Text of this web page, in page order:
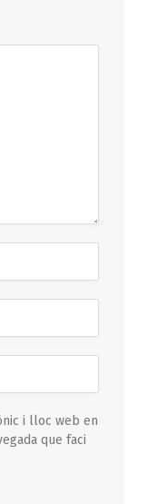
i lloc web en
que faci